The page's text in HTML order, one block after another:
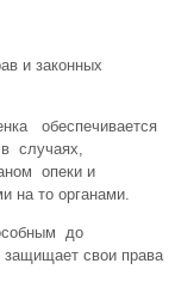
и законных
обеспечивается
случаях,
опеки и
на то органами.
до
защищает свои права